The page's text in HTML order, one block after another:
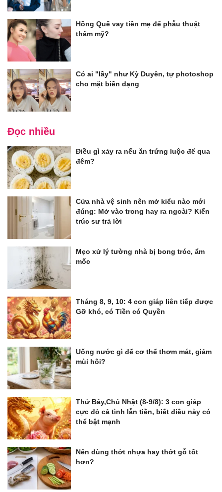
Hồng Quế vay tiền mẹ để phẫu thuật
thẩm mỹ?
Có ai "lầy" như Kỳ Duyên, tự photoshop
cho mặt biến dạng
Đọc nhiều
Điều gì xảy ra nếu ăn trứng luộc để qua
đêm?
Cửa nhà vệ sinh nên mở kiểu nào mới
đúng: Mở vào trong hay ra ngoài? Kiến
trúc sư trả lời
Mẹo xử lý tường nhà bị bong tróc, ẩm
mốc
Tháng 8, 9, 10: 4 con giáp liên tiếp được
Gỡ khó, có Tiền có Quyền
Uống nước gì để cơ thể thơm mát, giảm
mùi hôi?
Thứ Bảy,Chủ Nhật (8-9/8): 3 con giáp
cực đỏ cả tình lẫn tiền, biết điều này có
thể bật mạnh
Nên dùng thớt nhựa hay thớt gỗ tốt
hơn?